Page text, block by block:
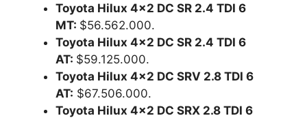
Toyota Hilux 4×2 DC SR 2.4 TDI 6
MT: $56.562.000.
Toyota Hilux 4×2 DC SR 2.4 TDI 6
AT: $59.125.000.
Toyota Hilux 4×2 DC SRV 2.8 TDI 6
AT: $67.506.000.
Toyota Hilux 4×2 DC SRX 2.8 TDI 6